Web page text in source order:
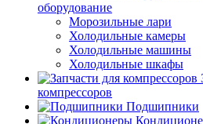
оборудование
Морозильные лари
Холодильные камеры
Холодильные машины
Холодильные шкафы
компрессоров
Подшипники